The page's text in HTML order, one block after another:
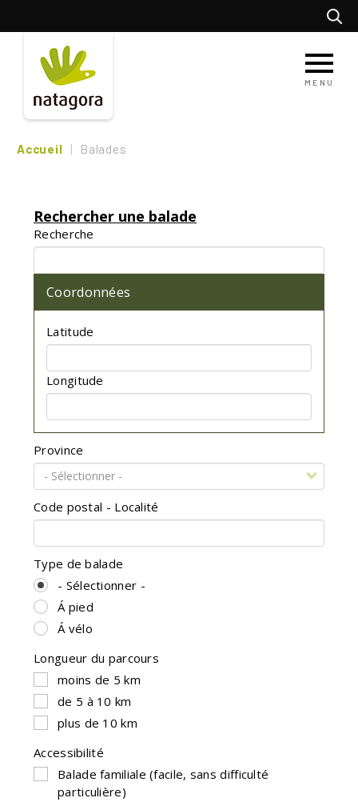
principal
MENU
Accueil Balades
Rechercher une balade
Recherche
Coordonnées
Latitude
Longitude
Province
Code postal - Localité
Type de balade
- Sélectionner -
Á pied
Á vélo
Longueur du parcours
moins de 5 km
de 5 à 10 km
plus de 10 km
Accessibilité
Balade familiale (facile, sans difficulté
particulière)